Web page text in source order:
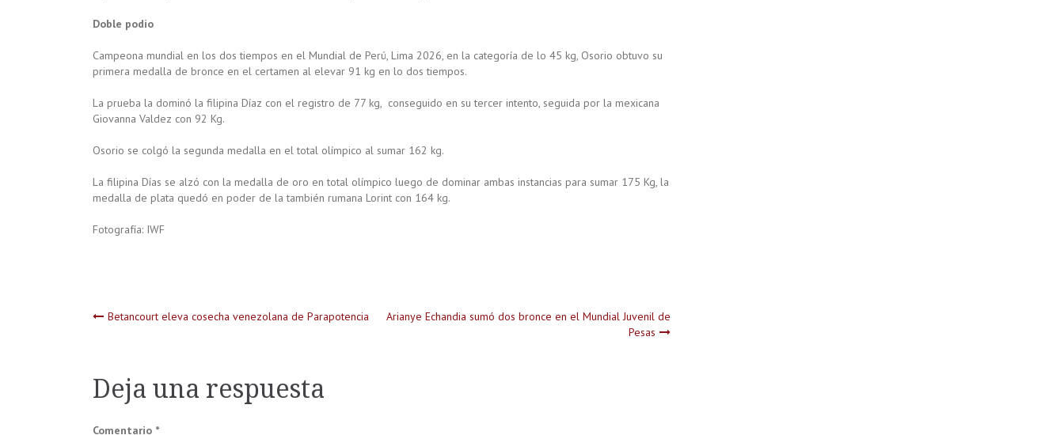
Doble podio
Campeona mundial en los dos tiempos en el Mundial de Perú, Lima 2026, en la categoría de lo 45 kg, Osorio obtuvo su
primera medalla de bronce en el certamen al elevar 91 kg en lo dos tiempos.
La prueba la dominó la filipina Díaz con el registro de 77 kg, conseguido en su tercer intento, seguida por la mexicana
Giovanna Valdez con 92 Kg.
Osorio se colgó la segunda medalla en el total olímpico al sumar 162 kg.
La filipina Días se alzó con la medalla de oro en total olímpico luego de dominar ambas instancias para sumar 175 Kg, la
medalla de plata quedó en poder de la también rumana Lorint con 164 kg.
Fotografía: IWF
Navegación
entradas
Betancourt eleva cosecha venezolana de Parapotencia
Arianye Echandia sumó dos bronce en el Mundial Juvenil de
Pesas
Deja una respuesta
Comentario *